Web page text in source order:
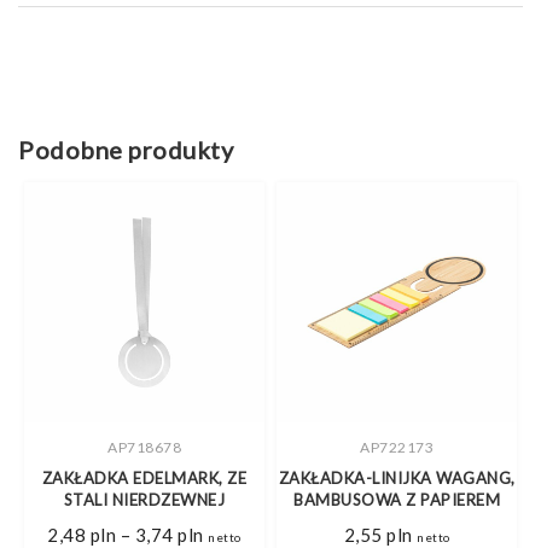
Podobne produkty
AP718678
ZAKŁADKA EDELMARK, ZE
STALI NIERDZEWNEJ
2,48 pln – 3,74pln Zakres
netto
AP722173
ZAKŁADKA-LINIJKA WAGANG,
BAMBUSOWA Z PAPIEREM
2,55 pln netto